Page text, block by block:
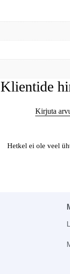
Klientide
Kirjuta
Hetkel ei ole veel